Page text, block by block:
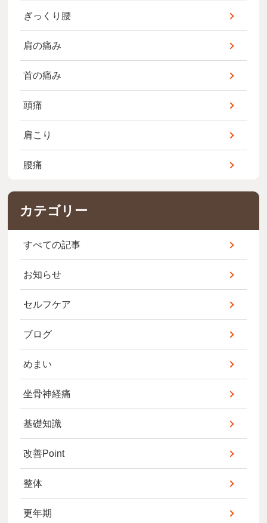
ぎっくり腰
肩の痛み
首の痛み
頭痛
肩こり
腰痛
カテゴリー
すべての記事
お知らせ
セルフケア
ブログ
めまい
坐骨神経痛
基礎知識
改善Point
整体
更年期